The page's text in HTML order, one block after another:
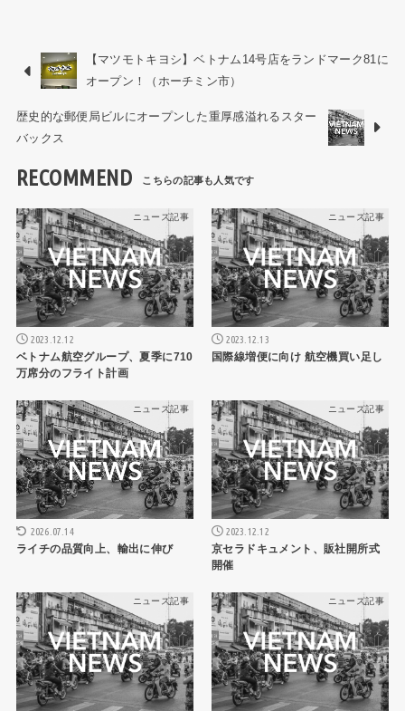
【マツモトキヨシ】ベトナム14号店をランドマーク81に
オープン！（ホーチミン市）
歴史的な郵便局ビルにオープンした重厚感溢れるスター
バックス
RECOMMEND
ニュース記事
2023.12.12
ベトナム航空グループ、夏季に710
万席分のフライト計画
ニュース記事
2023.12.13
国際線増便に向け 航空機買い足し
ニュース記事
2026.07.14
ライチの品質向上、輸出に伸び
ニュース記事
2023.12.12
京セラドキュメント、販社開所式
開催
ニュース記事 ニュース記事